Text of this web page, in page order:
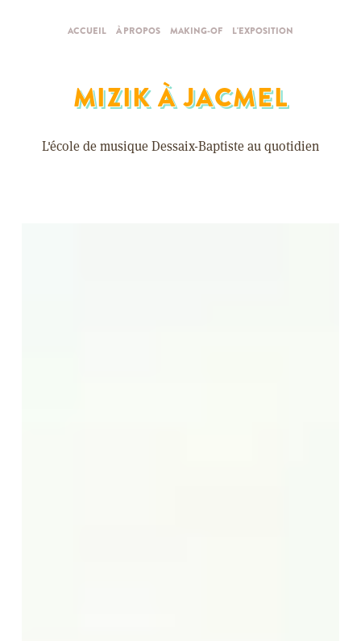
ACCUEIL À PROPOS MAKING-OF L'EXPOSITION
MIZIK À JACMEL
L'école de musique Dessaix-Baptiste au quotidien